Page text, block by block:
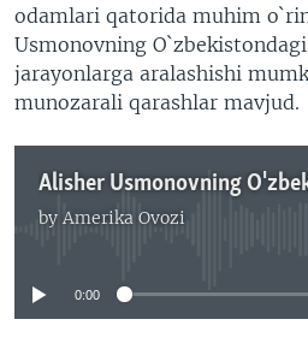
odamlari qatorida muhim
Usmonovning
jarayonlarga aralashishi
munozarali qarashlar mavjud.
by Amerika Ovozi
No media source
0:00